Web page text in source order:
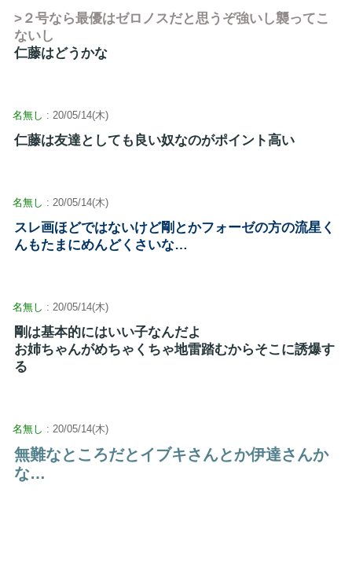
>２号なら最優はゼロノスだと思うぞ強いし襲ってこ
ないし
仁藤はどうかな
名無し : 20/05/14(木)
仁藤は友達としても良い奴なのがポイント高い
名無し : 20/05/14(木)
スレ画ほどではないけど剛とかフォーゼの方の流星く
んもたまにめんどくさいな…
名無し : 20/05/14(木)
剛は基本的にはいい子なんだよ
お姉ちゃんがめちゃくちゃ地雷踏むからそこに誘爆す
る
名無し : 20/05/14(木)
無難なところだとイブキさんとか伊達さんか
な…